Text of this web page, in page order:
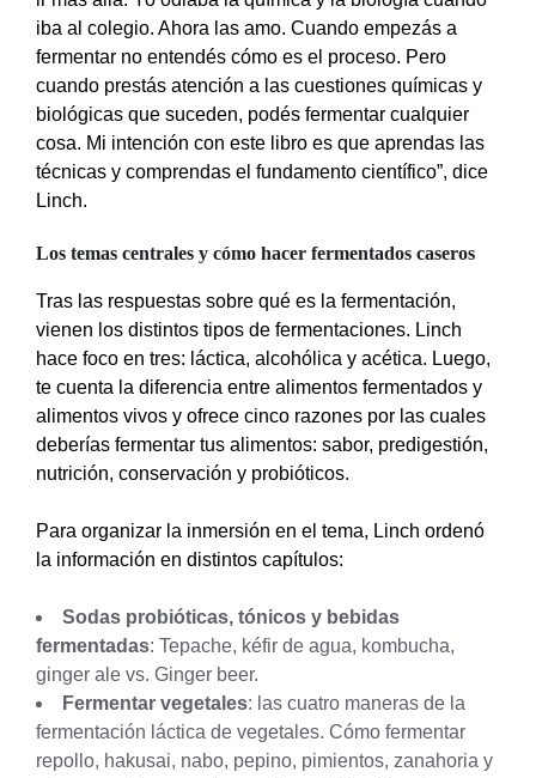
iba al colegio. Ahora las amo. Cuando empezás a
fermentar no entendés cómo es el proceso. Pero
cuando prestás atención a las cuestiones químicas y
biológicas que suceden, podés fermentar cualquier
cosa. Mi intención con este libro es que aprendas las
técnicas y comprendas el fundamento científico”, dice
Linch.
Los temas centrales y cómo hacer fermentados caseros
Tras las respuestas sobre qué es la fermentación,
vienen los distintos tipos de fermentaciones. Linch
hace foco en tres: láctica, alcohólica y acética. Luego,
te cuenta la diferencia entre alimentos fermentados y
alimentos vivos y ofrece cinco razones por las cuales
deberías fermentar tus alimentos: sabor, predigestión,
nutrición, conservación y probióticos.
Para organizar la inmersión en el tema, Linch ordenó
la información en distintos capítulos:
Sodas probióticas, tónicos y bebidas
fermentadas: Tepache, kéfir de agua, kombucha,
ginger ale vs. Ginger beer.
Fermentar vegetales: las cuatro maneras de la
fermentación láctica de vegetales. Cómo fermentar
repollo, hakusai, nabo, pepino, pimientos, zanahoria y